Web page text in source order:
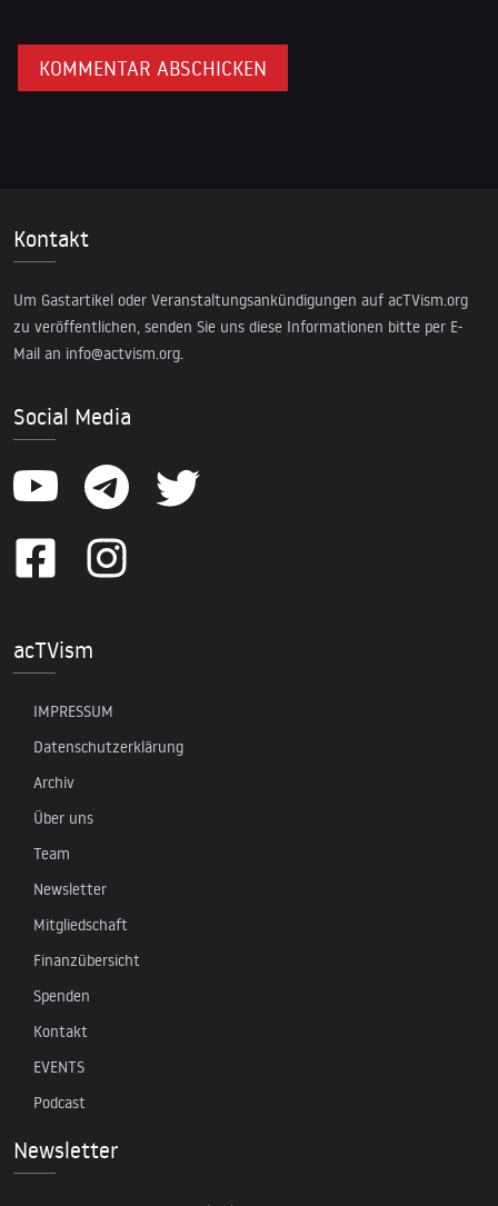
Kontakt
Um Gastartikel oder Veranstaltungsankündigungen auf acTVism.org
zu veröffentlichen, senden Sie uns diese Informationen bitte per E-
Mail an info@actvism.org.
Social Media
acTVism
IMPRESSUM
Datenschutzerklärung
Archiv
Über uns
Team
Newsletter
Mitgliedschaft
Finanzübersicht
Spenden
Kontakt
EVENTS
Podcast
Newsletter